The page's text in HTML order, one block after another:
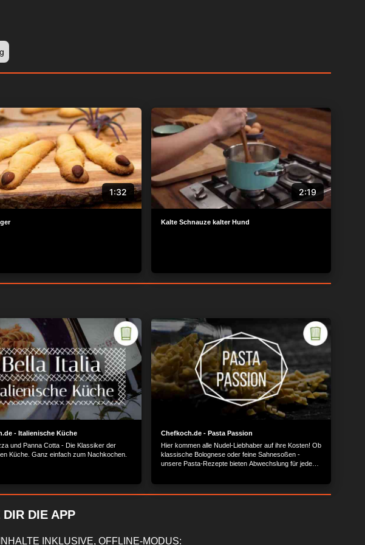
1:32 2:19
Kalte Schnauze kalter Hund
- Italienische Küche
und Panna Cotta - Die Klassiker der
Küche. Ganz einfach zum Nachkochen.
Chefkoch.de - Pasta Passion
Hier kommen alle Nudel-Liebhaber auf ihre Kosten! Ob
klassische Bolognese oder feine Sahnesoßen -
unsere Pasta-Rezepte bieten Abwechslung für jeden
DIR DIE APP
INKLUSIVE, OFFLINE-MODUS: